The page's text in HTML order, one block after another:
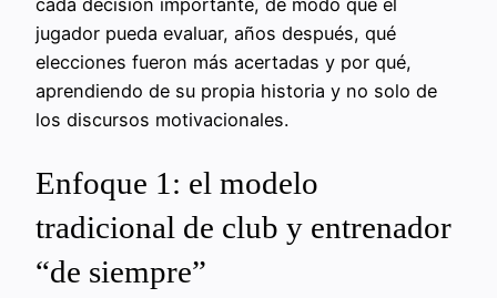
jugador pueda evaluar, años después, qué
elecciones fueron más acertadas y por qué,
aprendiendo de su propia historia y no solo de
los discursos motivacionales.
Enfoque 1: el modelo
tradicional de club y entrenador
“de siempre”